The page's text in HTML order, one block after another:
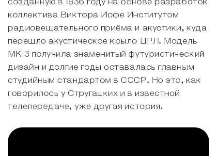
созданную в 1936 году на основе разработок
коллектива Виктора Иофе Институтом
радиовещательного приёма и акустики, куда
перешло акустическое крыло ЦРЛ. Модель
МК-3 получила знаменитый футуристический
дизайн и долгие годы оставалась главным
студийным стандартом в СССР. Но это, как
говорилось у Стругацких и в известной
телепередаче, уже другая история.